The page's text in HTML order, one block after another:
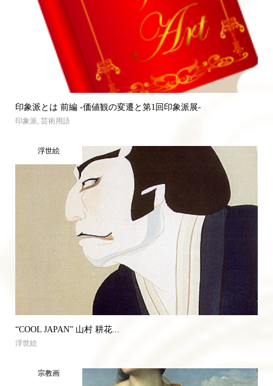
印象派とは 前編 -価値観の変遷と第1回印象派展-
印象派, 芸術用語
浮世絵
“COOL JAPAN” 山村 耕花...
浮世絵
宗教画